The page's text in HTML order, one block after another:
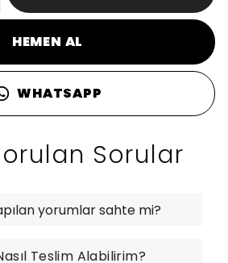
HEMEN AL
WHATSAPP
Sorular
yorumlar sahte mi?
Teslim Alabilirim?